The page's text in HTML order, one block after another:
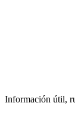
Información útil,